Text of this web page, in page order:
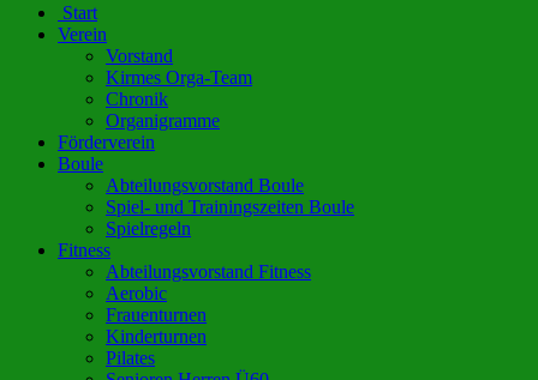
Start
Verein
Vorstand
Kirmes Orga-Team
Chronik
Organigramme
Förderverein
Boule
Abteilungsvorstand Boule
Spiel- und Trainingszeiten Boule
Spielregeln
Fitness
Abteilungsvorstand Fitness
Aerobic
Frauenturnen
Kinderturnen
Pilates